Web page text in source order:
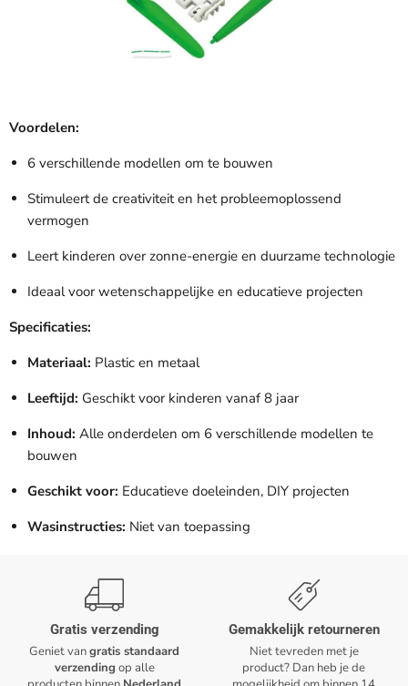
Voordelen:
6 verschillende modellen om te bouwen
Stimuleert de creativiteit en het probleemoplossend
vermogen
Leert kinderen over zonne-energie en duurzame technologie
Ideaal voor wetenschappelijke en educatieve projecten
Specificaties:
Materiaal: Plastic en metaal
Leeftijd: Geschikt voor kinderen vanaf 8 jaar
Inhoud: Alle onderdelen om 6 verschillende modellen te
bouwen
Geschikt voor: Educatieve doeleinden, DIY projecten
Wasinstructies: Niet van toepassing
Gratis verzending
Geniet vangratis standaard
verzending op alle
Gemakkelijk retourneren
Niet tevreden met je
product? Dan heb je de